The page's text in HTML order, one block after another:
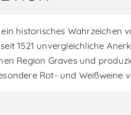
historisches Wahrzeichen
1521 unvergleichliche
Region Graves und
Rot- und Weißweine